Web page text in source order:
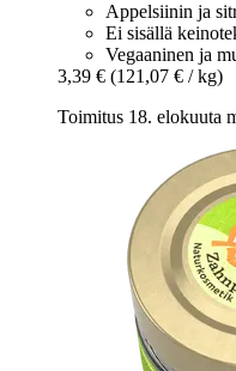
Appelsiinin ja
Ei sisällä
Vegaaninen ja
3,39 € (121,07 € / kg)
Toimitus 18. elokuuta